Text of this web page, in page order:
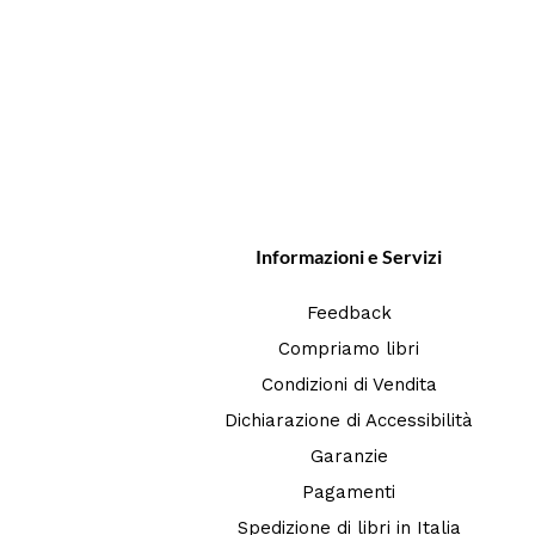
Informazioni e Servizi
Feedback
Compriamo libri
Condizioni di Vendita
Dichiarazione di Accessibilità
Garanzie
Pagamenti
Spedizione di libri in Italia